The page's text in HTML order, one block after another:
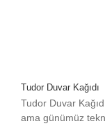
Tudor Duvar Kağıdı
Tudor Duvar
ama günümüz